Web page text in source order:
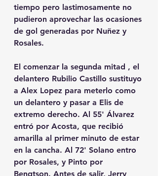
tiempo pero lastimosamente no
pudieron aprovechar las ocasiones
de gol generadas por Nuñez y
Rosales.
El comenzar la segunda mitad , el
delantero Rubilio Castillo sustituyo
a Alex Lopez para meterlo como
un delantero y pasar a Elis de
extremo derecho. Al 55' Álvarez
entró por Acosta, que recibió
amarilla al primer minuto de estar
en la cancha. Al 72' Solano entro
por Rosales, y Pinto por
Bengtson. Antes de salir, Jerry